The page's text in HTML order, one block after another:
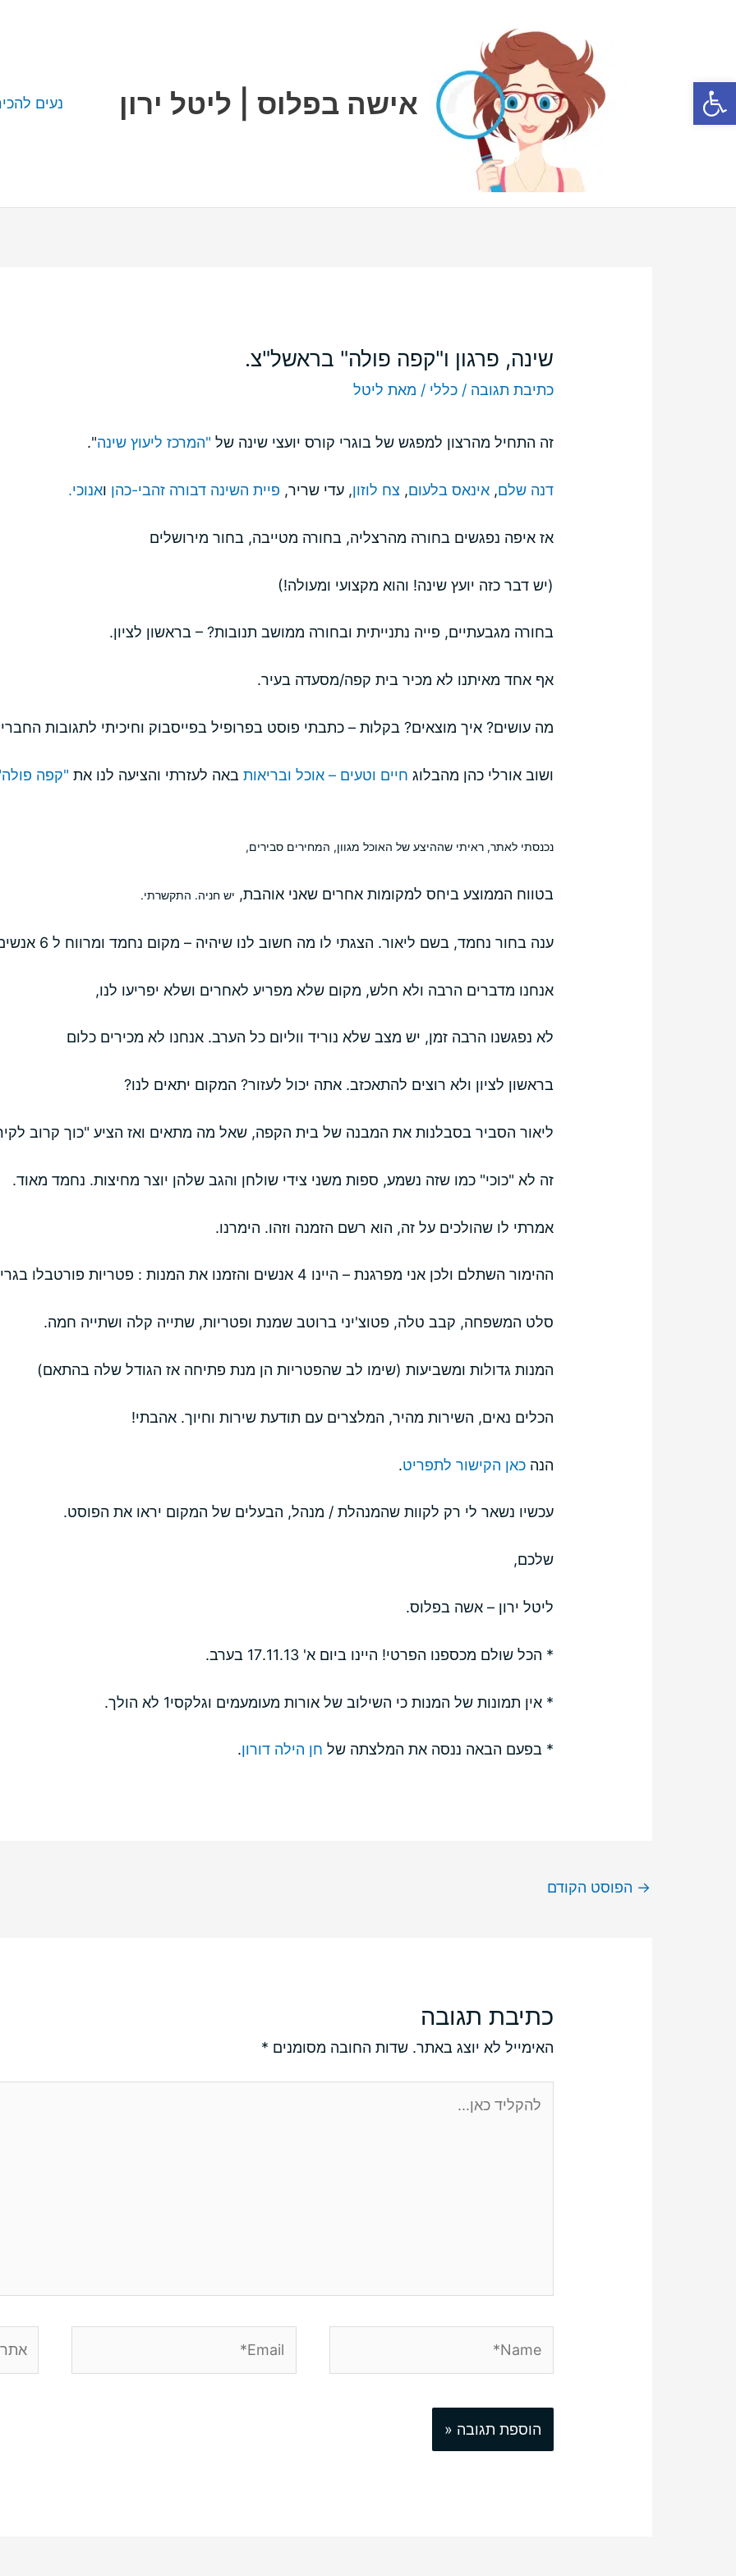
פתח סרגל נגישות אישה בפלוס | ליטל ירון נעים
שינה, פרגון ו"קפה פולה" בראשל"צ.
כתיבת תגובה /כללי / מאת ליטל
זה התחיל מהרצון למפגש של בוגרי קורס יועצי שינה של "המרכז ליעוץ שינה".
דנה שלם,אינאס בלעום, צח לוזון, עדי שריר, פיית השינה דבורה זהבי-כהן ואנוכי.
אז איפה נפגשים בחורה מהרצליה, בחורה מטייבה, בחור מירושלים
(יש דבר כזה יועץ שינה! והוא מקצועי ומעולה!)
בחורה מגבעתיים, פייה נתנייתית ובחורה ממושב תנובות? – בראשון לציון.
אף אחד מאיתנו לא מכיר בית קפה/מסעדה בעיר.
מה עושים? איך מוצאים? בקלות – כתבתי פוסט בפרופיל בפייסבוק וחיכיתי לתגובות
ושוב אורלי כהן מהבלוג חיים וטעים – אוכל ובריאות באה לעזרתי והציעה לנו את "קפה
נכנסתי לאתר, ראיתי שההיצע של האוכל מגוון, המחירים סבירים,
בטווח הממוצע ביחס למקומות אחרים שאני אוהבת, יש חניה. התקשרתי.
ענה בחור נחמד, בשם ליאור. הצגתי לו מה חשוב לנו שיהיה – מקום נחמד ומרווח ל 6 אנשים.
אנחנו מדברים הרבה ולא חלש, מקום שלא מפריע לאחרים ושלא יפריעו לנו,
לא נפגשנו הרבה זמן, יש מצב שלא נוריד ווליום כל הערב. אנחנו לא מכירים כלום
בראשון לציון ולא רוצים להתאכזב. אתה יכול לעזור? המקום יתאים לנו?
ליאור הסביר בסבלנות את המבנה של בית הקפה, שאל מה מתאים ואז הציע "כוך קרוב
זה לא "כוכי" כמו שזה נשמע, ספות משני צידי שולחן והגב שלהן יוצר מחיצות. נחמד מאוד.
אמרתי לו שהולכים על זה, הוא רשם הזמנה וזהו. הימרנו.
ההימור השתלם ולכן אני מפרגנת – היינו 4 אנשים והזמנו את המנות : פטריות פורטבלו בגריל,
סלט המשפחה, קבב טלה, פטוצ'יני ברוטב שמנת ופטריות, שתייה קלה ושתייה חמה.
המנות גדולות ומשביעות (שימו לב שהפטריות הן מנת פתיחה אז הגודל שלה בהתאם)
הכלים נאים, השירות מהיר, המלצרים עם תודעת שירות וחיוך. אהבתי!
הנהכאן הקישור לתפריט.
עכשיו נשאר לי רק לקוות שהמנהלת / מנהל, הבעלים של המקום יראו את הפוסט.
שלכם,
ליטל ירון – אשה בפלוס.
* הכל שולם מכספנו הפרטי! היינו ביום א' 17.11.13 בערב.
* אין תמונות של המנות כי השילוב של אורות מעומעמים וגלקסי1 לא הולך.
* בפעם הבאה ננסה את המלצתה של חן הילה דורון.
→ הפוסט הקודם
כתיבת תגובה
האימייל לא יוצג באתר. שדות החובה מסומנים *
כאן...